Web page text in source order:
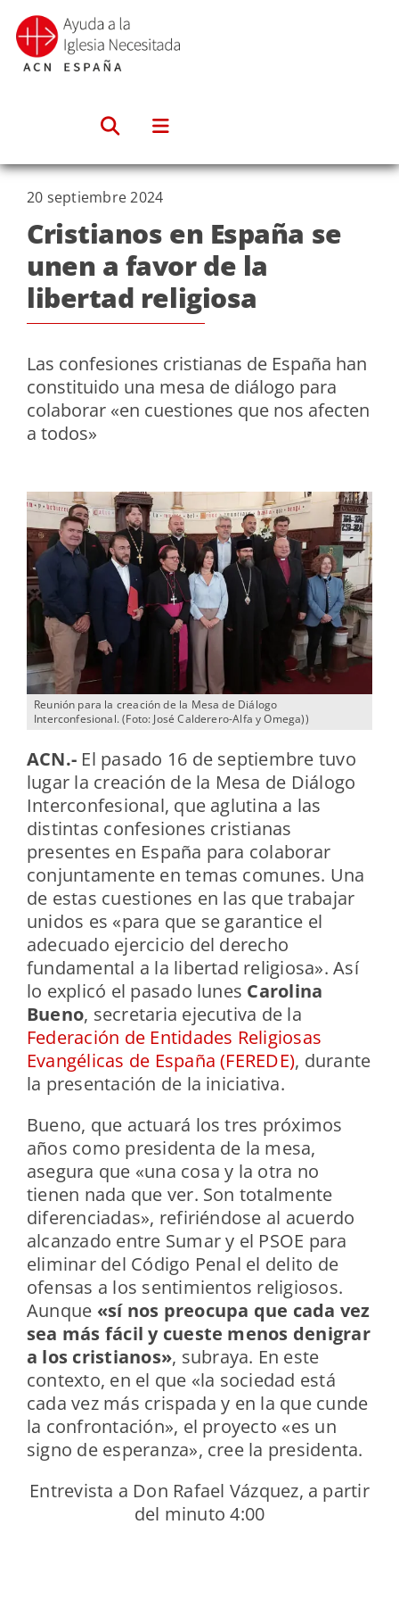
Saltar
contenido
Reunión para la creación de la Mesa de Diálogo
Interconfesional. (Foto: José Calderero-Alfa y Omega))
20 septiembre 2024
Cristianos en España se
unen a favor de la
libertad religiosa
Las confesiones cristianas de España han
constituido una mesa de diálogo para
colaborar «en cuestiones que nos afecten
a todos»
ACN.- El pasado 16 de septiembre tuvo
lugar la creación de la Mesa de Diálogo
Interconfesional, que aglutina a las
distintas confesiones cristianas
presentes en España para colaborar
conjuntamente en temas comunes. Una
de estas cuestiones en las que trabajar
unidos es «para que se garantice el
adecuado ejercicio del derecho
fundamental a la libertad religiosa». Así
lo explicó el pasado lunes Carolina
Bueno, secretaria ejecutiva de la
Federación de Entidades Religiosas
Evangélicas de España (FEREDE), durante
la presentación de la iniciativa.
Bueno, que actuará los tres próximos
años como presidenta de la mesa,
asegura que «una cosa y la otra no
tienen nada que ver. Son totalmente
diferenciadas», refiriéndose al acuerdo
alcanzado entre Sumar y el PSOE para
eliminar del Código Penal el delito de
ofensas a los sentimientos religiosos.
Aunque «sí nos preocupa que cada vez
sea más fácil y cueste menos denigrar
a los cristianos», subraya. En este
contexto, en el que «la sociedad está
cada vez más crispada y en la que cunde
la confrontación», el proyecto «es un
signo de esperanza», cree la presidenta.
Entrevista a Don Rafael Vázquez, a partir
del minuto 4:00